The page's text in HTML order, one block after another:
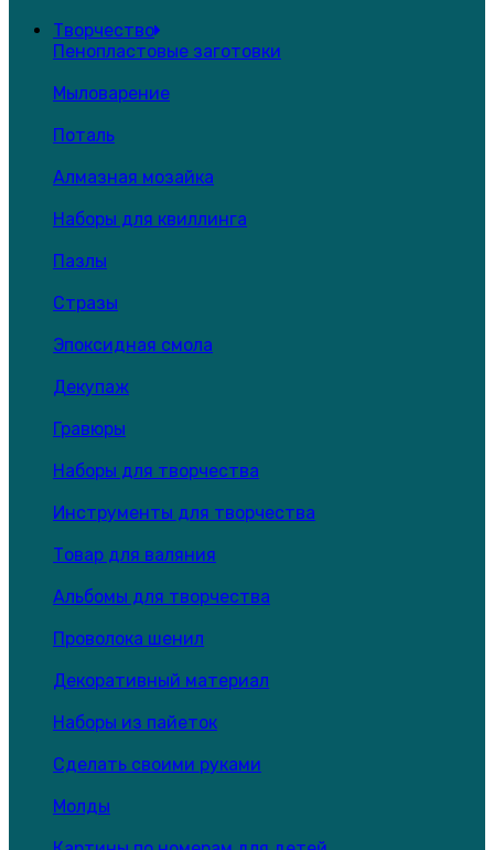
Творчество
Пенопластовые заготовки
Мыловарение
Поталь
Алмазная мозайка
Наборы для квиллинга
Пазлы
Стразы
Эпоксидная смола
Декупаж
Гравюры
Наборы для творчества
Инструменты для творчества
Товар для валяния
Альбомы для творчества
Проволока шенил
Декоративный материал
Наборы из пайеток
Сделать своими руками
Молды